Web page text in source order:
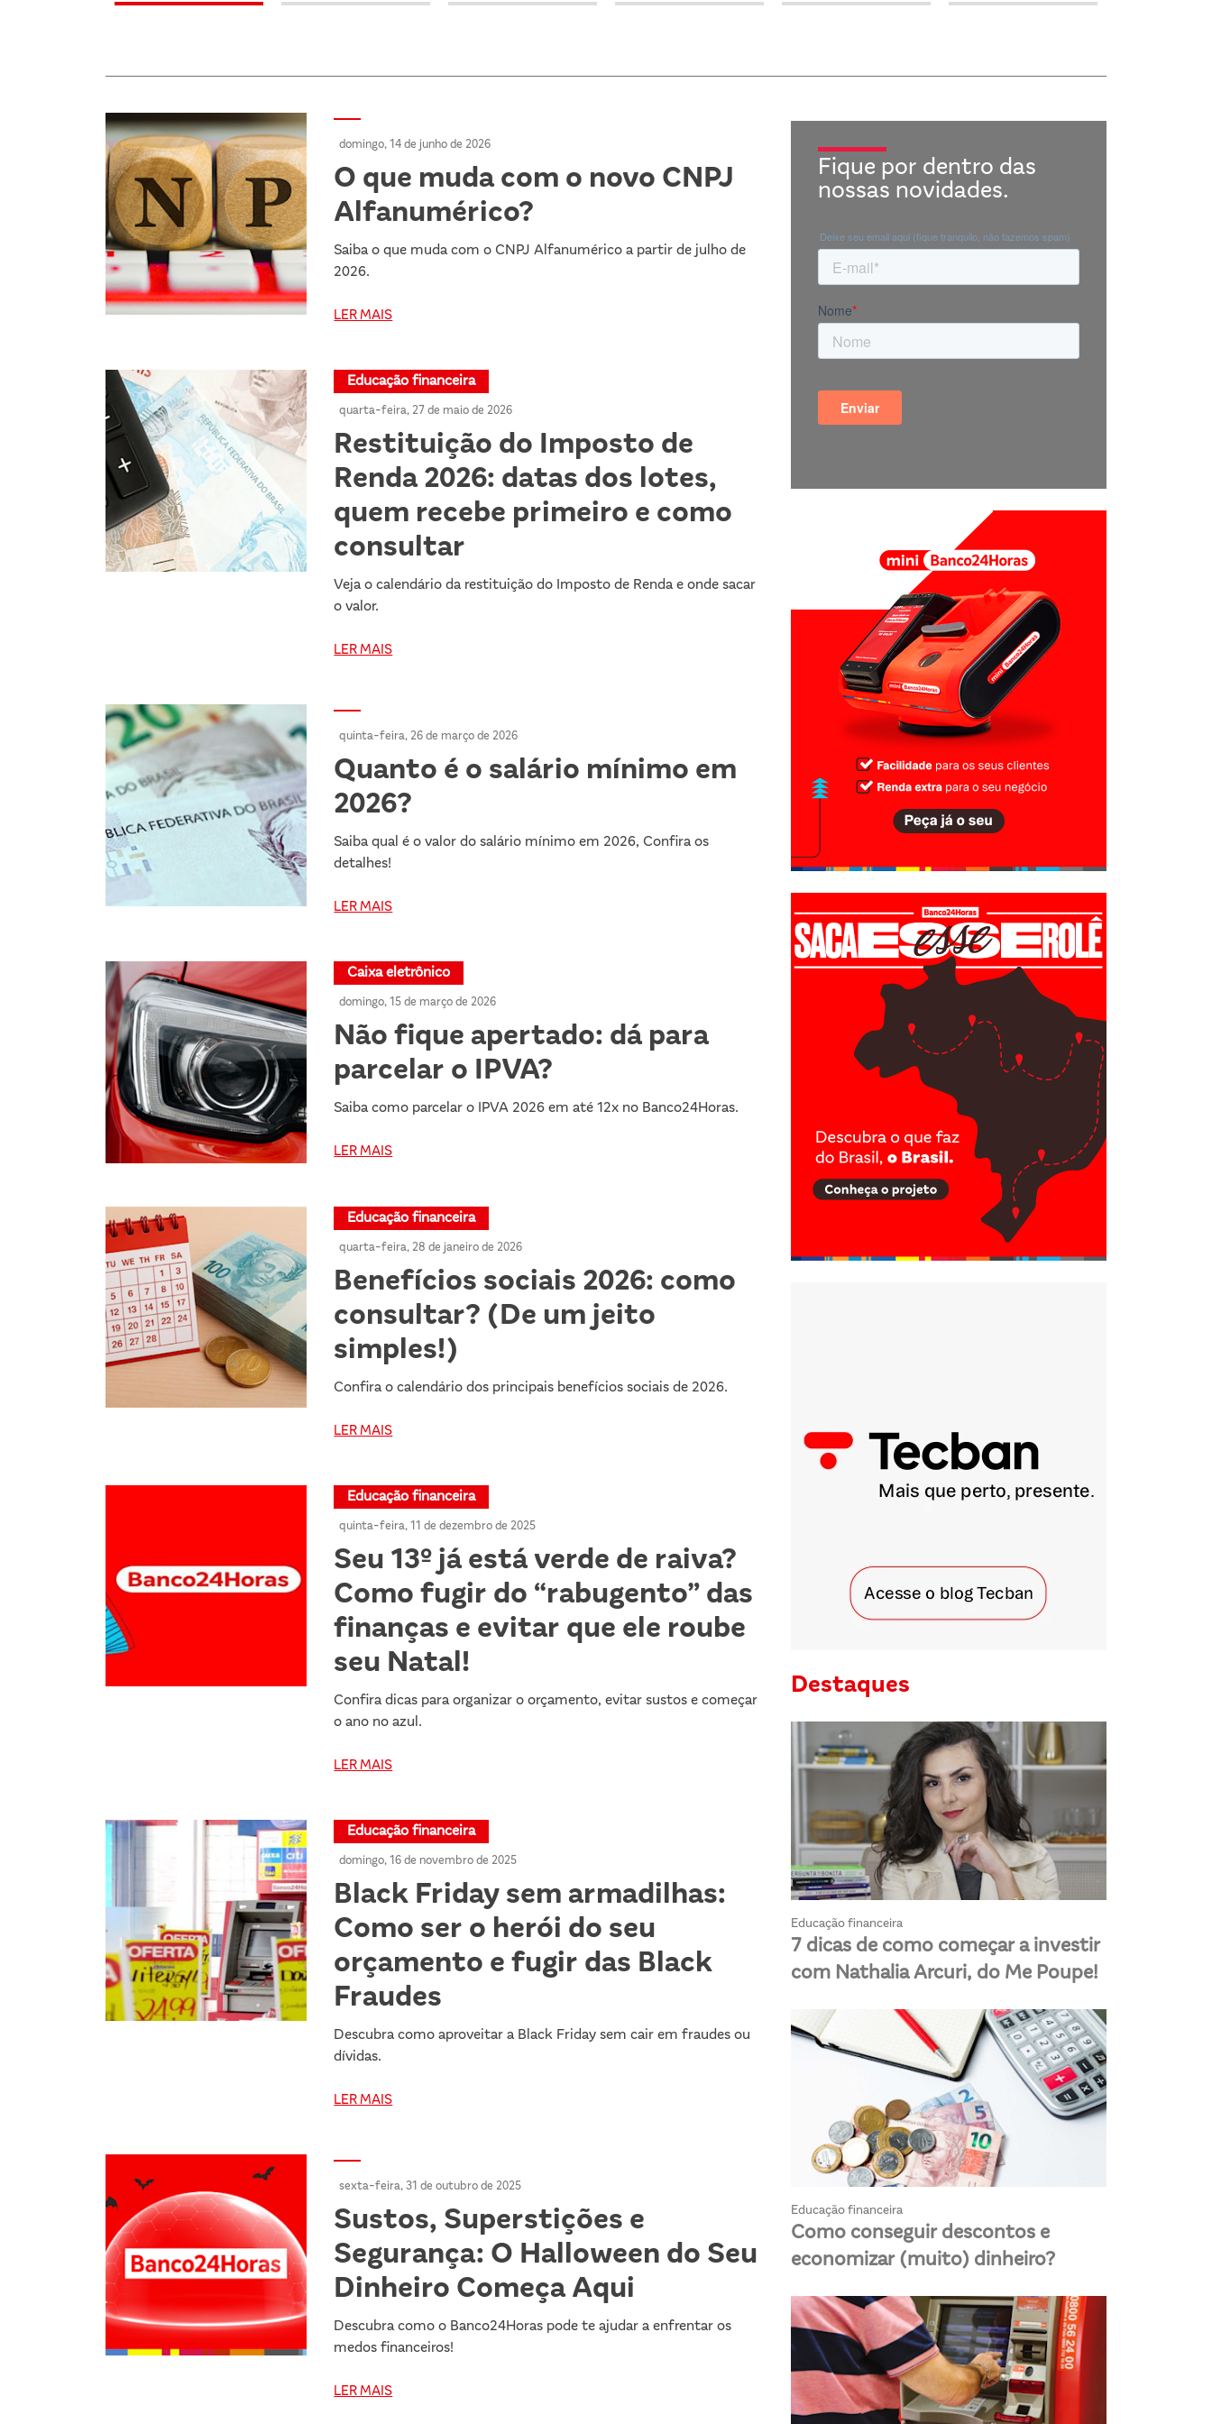
domingo, 14 de junho de 2026
O que muda com o novo CNPJ
Alfanumérico?
Saiba o que muda com o CNPJ Alfanumérico a partir de julho de
2026.
LER MAIS
Educação financeira
quarta-feira, 27 de maio de 2026
Restituição do Imposto de
Renda 2026: datas dos lotes,
quem recebe primeiro e como
consultar
Veja o calendário da restituição do Imposto de Renda e onde sacar
o valor.
LER MAIS
quinta-feira, 26 de março de 2026
Quanto é o salário mínimo em
2026?
Saiba qual é o valor do salário mínimo em 2026, Confira os
detalhes!
LER MAIS
Caixa eletrônico
domingo, 15 de março de 2026
Não fique apertado: dá para
parcelar o IPVA?
Saiba como parcelar o IPVA 2026 em até 12x no Banco24Horas.
LER MAIS
Educação financeira
quarta-feira, 28 de janeiro de 2026
Benefícios sociais 2026: como
consultar? (De um jeito
simples!)
Confira o calendário dos principais benefícios sociais de 2026.
LER MAIS
Educação financeira
quinta-feira, 11 de dezembro de 2025
Seu 13º já está verde de raiva?
Como fugir do “rabugento” das
finanças e evitar que ele roube
seu Natal!
Confira dicas para organizar o orçamento, evitar sustos e começar
o ano no azul.
LER MAIS
Educação financeira
domingo, 16 de novembro de 2025
Black Friday sem armadilhas:
Como ser o herói do seu
orçamento e fugir das Black
Fraudes
Descubra como aproveitar a Black Friday sem cair em fraudes ou
dívidas.
LER MAIS
sexta-feira, 31 de outubro de 2025
Sustos, Superstições e
Segurança: O Halloween do Seu
Dinheiro Começa Aqui
Descubra como o Banco24Horas pode te ajudar a enfrentar os
medos financeiros!
LER MAIS
Fique por dentro das
nossas novidades.
Destaques
Educação financeira
7 dicas de como começar a investir
com Nathalia Arcuri, do Me Poupe!
Educação financeira
Como conseguir descontos e
economizar (muito) dinheiro?